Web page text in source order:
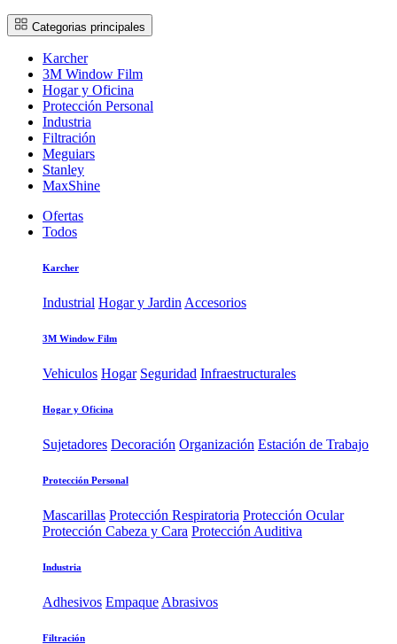
Categorias principales
Karcher
3M Window Film
Hogar y Oficina
Protección Personal
Industria
Filtración
Meguiars
Stanley
MaxShine
Ofertas
Todos
Karcher
Industrial Hogar y Jardin Accesorios
3M Window Film
Vehiculos Hogar Seguridad Infraestructurales
Hogar y Oficina
Sujetadores Decoración Organización Estación de Trabajo
Protección Personal
Mascarillas Protección Respiratoria Protección Ocular
Protección Cabeza y Cara Protección Auditiva
Industria
Adhesivos Empaque Abrasivos
Filtración